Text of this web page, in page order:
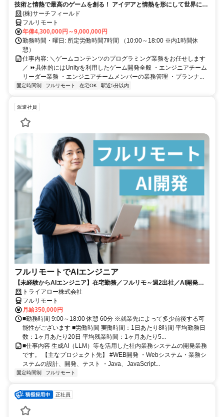
技術と情熱で最高のゲームを創る！ アイデアと情熱を形にして世界に送
り出そう！
(株)サーチフィールド
フルリモート
年俸4,300,000円～9,000,000円
勤務時間・曜日: 所定労働時間7時間 （10:00～18:00 ※内1時間休
憩）
仕事内容: ＼ゲームコンテンツのプログラミング業務をお任せします
／ ⏩具体的にはUnityを利用したゲーム開発全般 ・エンジニアチーム
リーダー業務 ・エンジニアチームメンバーの業務管理 ・プランナ...
固定時間制 フルリモート 在宅OK 駅近5分以内
派遣社員
フルリモートでAIエンジニア
【未経験からAIエンジニア】在宅勤務／フルリモ～週2出社／AI開発を
仕事にする
トライアロー株式会社
フルリモート
月給350,000円
■勤務時間 9:00～18:00 休憩 60分 ※就業先によって多少前後する可
能性がございます ■労働時間 実働時間：1日あたり8時間 平均勤務日
数：1ヶ月あたり20日 平均残業時間：1ヶ月あたり5...
■仕事内容 生成AI（LLM）等を活用した社内業務システムの開発業務
です。 【主なプロジェクト先】 #WEB開発 ・Webシステム・業務シ
ステムの設計、開発、テスト ・Java、JavaScript...
固定時間制 フルリモート
正社員